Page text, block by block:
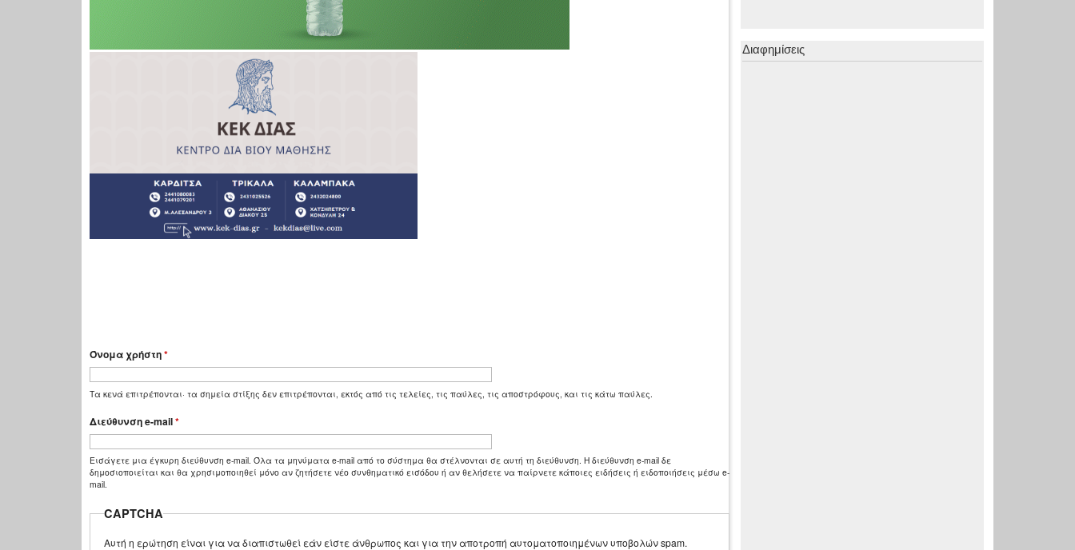
Όνομα χρήστη*
Τα κενά επιτρέπονται· τα σημεία στίξης δεν επιτρέπονται, εκτός από τις τελείες, τις παύλες, τις αποστρόφους, και τις κάτω παύλες.
Διεύθυνση e-mail*
Εισάγετε μια έγκυρη διεύθυνση e-mail. Όλα τα μηνύματα e-mail από το σύστημα θα στέλνονται σε αυτή τη διεύθυνση. Η διεύθυνση e-mail δε
δημοσιοποιείται και θα χρησιμοποιηθεί μόνο αν ζητήσετε νέο συνθηματικό εισόδου ή αν θελήσετε να παίρνετε κάποιες ειδήσεις ή ειδοποιήσεις μέσω e-
mail.
CAPTCHA
Αυτή η ερώτηση είναι για να διαπιστωθεί εάν είστε άνθρωπος και για την αποτροπή αυτοματοποιημένων υποβολών spam.
Διαφημίσεις